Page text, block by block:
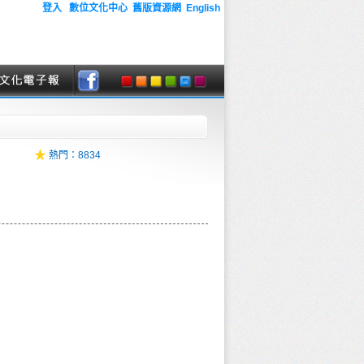
登入 數位文化中心 舊版資源網 English
熱門： 8834